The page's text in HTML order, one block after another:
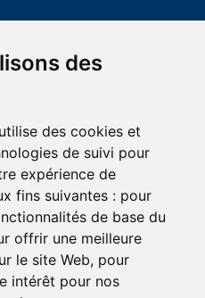
des
des cookies et
de suivi pour
expérience de
fins suivantes : pour
de base du
offrir une meilleure
le site Web, pour
intérêt pour nos
G5C 1P5
ou